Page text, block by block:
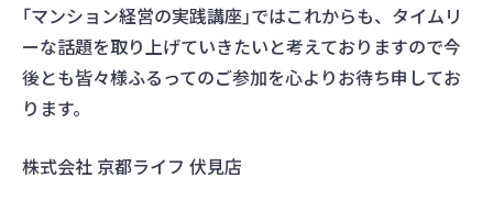
｢マンション経営の実践講座｣ではこれからも、タイムリ
ーな話題を取り上げていきたいと考えておりますので今
後とも皆々様ふるってのご参加を心よりお待ち申してお
ります。
株式会社 京都ライフ 伏見店